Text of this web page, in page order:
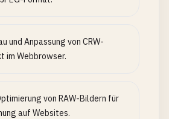
und Anpassung von CRW-
im Webbrowser.
von RAW-Bildern für
auf Websites.